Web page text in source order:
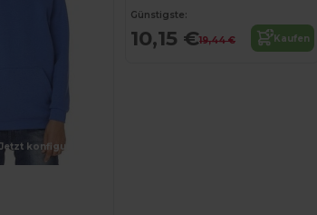
konfigurieren!
Günstigste:
10,15 €19,44 € Kaufen